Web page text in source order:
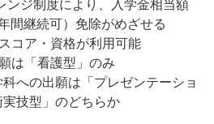
ンジ制度により、入学金相当額
間継続可）免除がめざせる
コア・資格が利用可能
は「看護型」のみ
への出願は「プレゼンテーショ
技型」のどちらか